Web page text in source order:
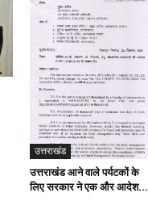
उत्तराखंड
उत्तराखंड आने वाले पर्यटकों के
लिए सरकार ने एक और आदेश...